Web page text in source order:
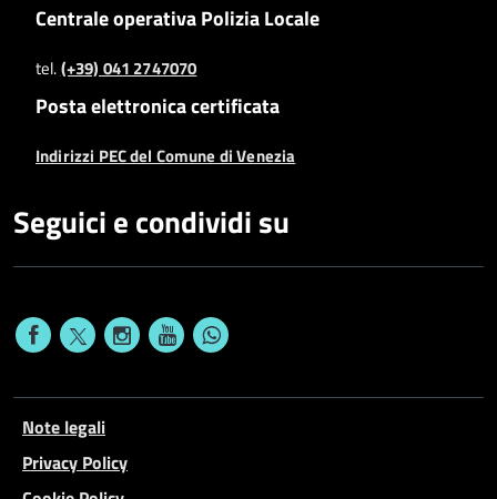
Centrale operativa Polizia Locale
tel.(+39) 041 2747070
Posta elettronica certificata
Indirizzi PEC del Comune di Venezia
Seguici e condividi su
Note legali
Privacy Policy